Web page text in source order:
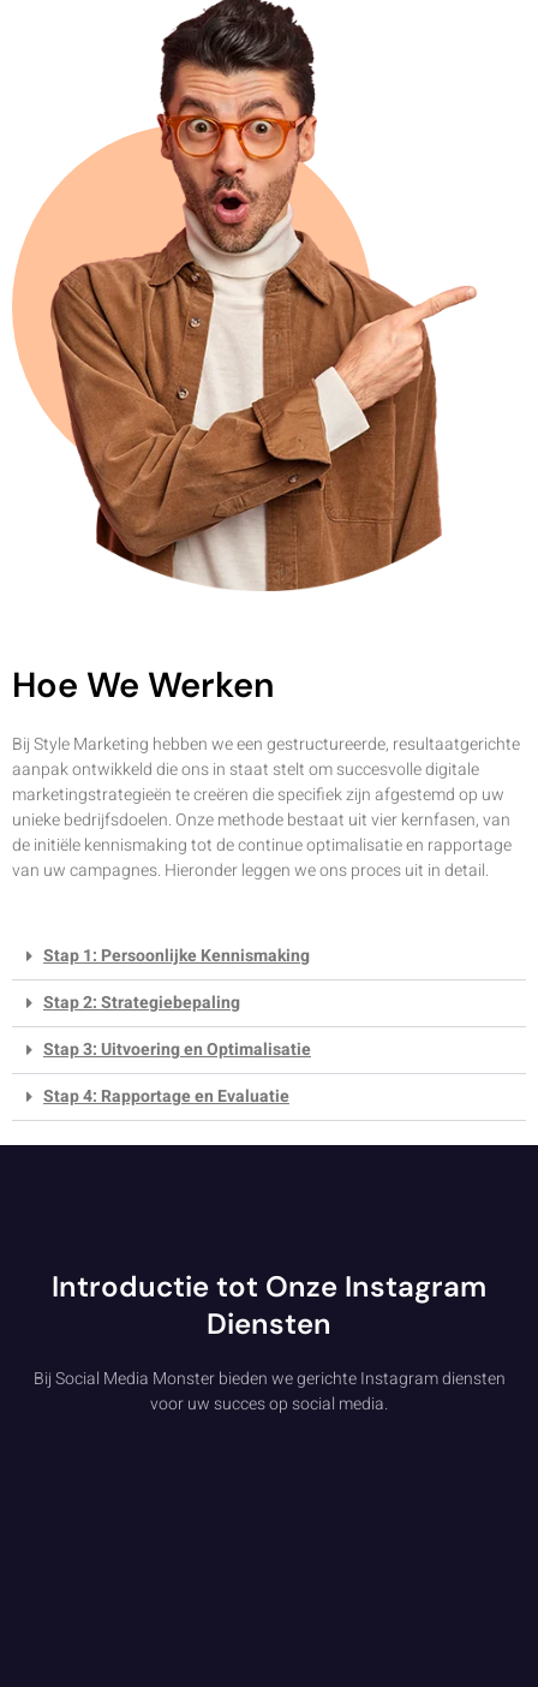
Hoe We Werken
Bij Style Marketing hebben we een gestructureerde, resultaatgerichte
aanpak ontwikkeld die ons in staat stelt om succesvolle digitale
marketingstrategieën te creëren die specifiek zijn afgestemd op uw
unieke bedrijfsdoelen. Onze methode bestaat uit vier kernfasen, van
de initiële kennismaking tot de continue optimalisatie en rapportage
van uw campagnes. Hieronder leggen we ons proces uit in detail.
Stap 1: Persoonlijke Kennismaking
Stap 2: Strategiebepaling
Stap 3: Uitvoering en Optimalisatie
Stap 4: Rapportage en Evaluatie
Introductie tot Onze Instagram
Diensten
Bij Social Media Monster bieden we gerichte Instagram diensten
voor uw succes op social media.